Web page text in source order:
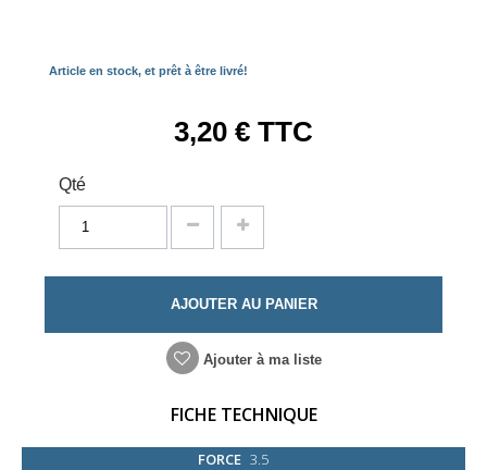
Article en stock, et prêt à être livré!
3,20 € TTC
Qté
AJOUTER AU PANIER
Ajouter à ma liste
FICHE TECHNIQUE
FORCE 3.5